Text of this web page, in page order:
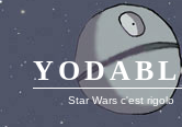
Star Wars c'est rigolo